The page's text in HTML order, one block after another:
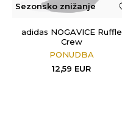
Sezonsko znižanje
adidas NOGAVICE Ruffle
Crew
PONUDBA
12,59 EUR